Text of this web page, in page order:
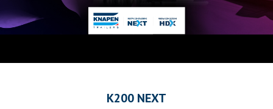
K200 NEXT